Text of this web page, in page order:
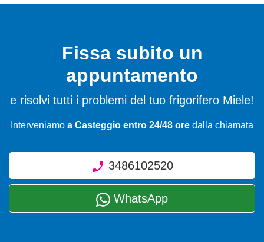
Fissa subito un
appuntamento
e risolvi tutti i problemi del tuo frigorifero Miele!
Interveniamo a Casteggio entro 24/48 ore dalla chiamata
3486102520
WhatsApp